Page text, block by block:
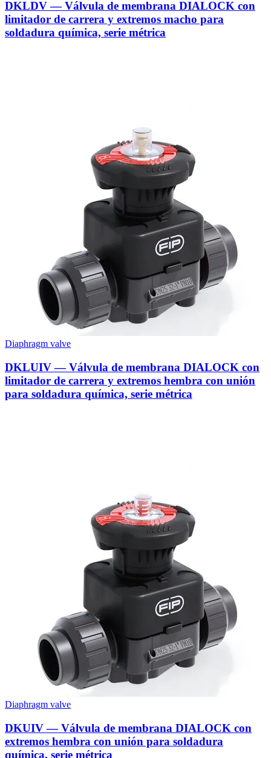
DKLDV — Válvula de membrana DIALOCK con
limitador de carrera y extremos macho para
soldadura química, serie métrica
Diaphragm valve
DKLUIV — Válvula de membrana DIALOCK con
limitador de carrera y extremos hembra con unión
para soldadura química, serie métrica
Diaphragm valve
DKUIV — Válvula de membrana DIALOCK con
extremos hembra con unión para soldadura
química, serie métrica